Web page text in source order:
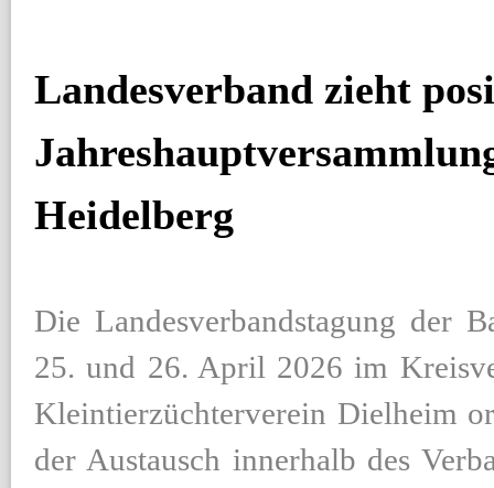
Landesverband zieht
Heidelberg
Die Landesverbandstagung der
25. und 26. April 2026 im
Kleintierzüchterverein Dielheim
der Austausch innerhalb des